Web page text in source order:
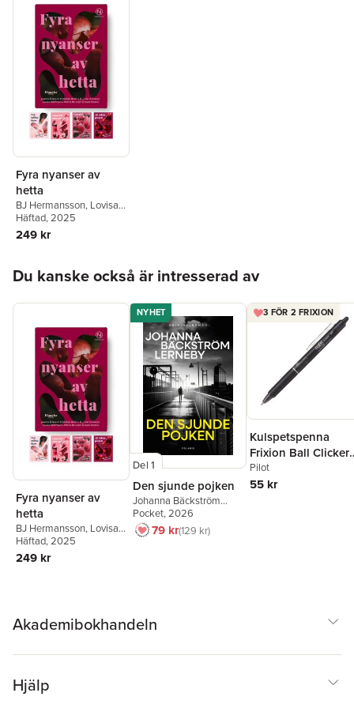
Fyra nyanser av
hetta
BJ Hermansson, Lovisa
Wistrand,Maria Brundin
Stefan Holm
Eriksson
Häftad, 2025
249 kr
Du kanske också är intresserad av
Fyra nyanser av
hetta
BJ Hermansson, Lovisa
Wistrand,Maria Brundin
Stefan Holm
Eriksson
Häftad, 2025
249 kr
NYHET
Del 1
Den sjunde pojken
Johanna Bäckström
Lerneby
Pocket, 2026
79 kr129 kr
3 FÖR 2 FRIXION
Kulspetspenna
Frixion Ball Clicker
0.7 svart, raderbar
Pilot
55 kr
Akademibokhandeln
Hjälp